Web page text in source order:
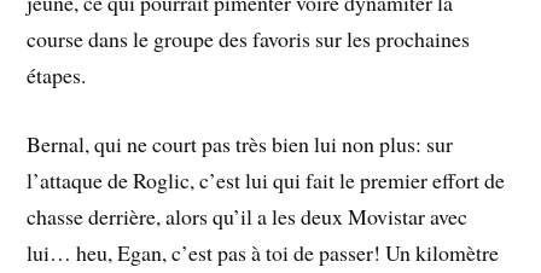
course dans le groupe des favoris sur les prochaines
étapes.
Bernal, qui ne court pas très bien lui non plus: sur
l’attaque de Roglic, c’est lui qui fait le premier effort de
chasse derrière, alors qu’il a les deux Movistar avec
lui… heu, Egan, c’est pas à toi de passer! Un kilomètre